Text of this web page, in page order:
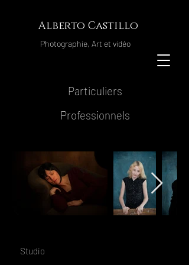
Alberto Castillo
Photographie, Art et vidéo
Particuliers
Professionnels
Studio